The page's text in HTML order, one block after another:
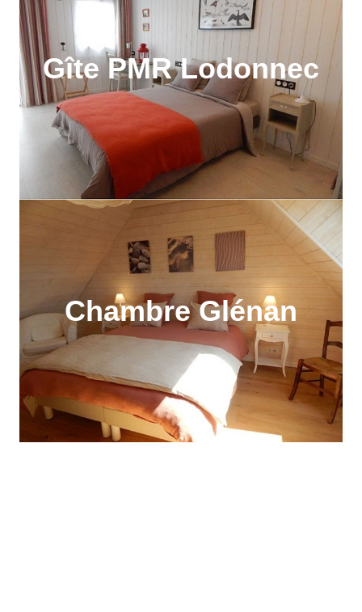
Gîte PMR Lodonnec
Chambre Glénan